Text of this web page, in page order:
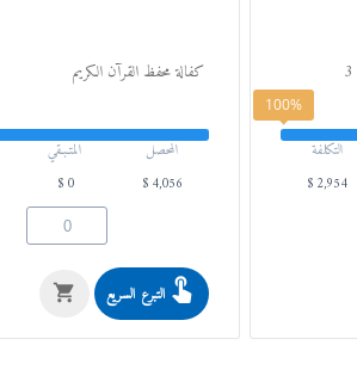
100%
التكلفة
2,954
$
​ كفالة محفظ القرآن الكريم
المحصل
4,056
$
المتـبـقي
0
$
التبرع السريع